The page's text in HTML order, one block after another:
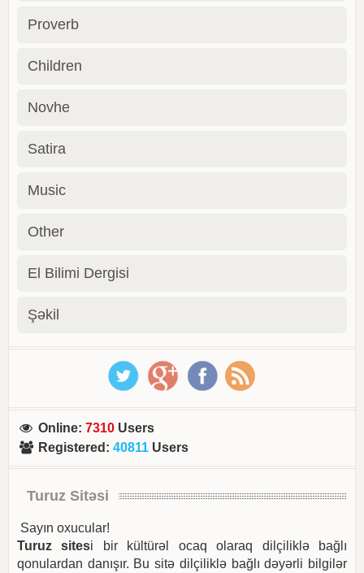
Proverb
Children
Novhe
Satira
Music
Other
El Bilimi Dergisi
Şəkil
Online:7310 Users
Registered :40811 Users
Turuz Sitəsi
Sayın oxucular!
Turuz sitesi bir kültürəl ocaq olaraq dilçiliklə bağlı
qonulardan danışır. Bu sitə dilçiliklə bağlı dəyərli bilgilər